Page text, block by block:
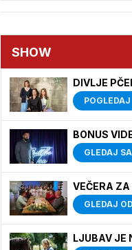
SHOW
DIVLJE
POGLEDAJ
BONUS
GLEDAJ
VEČERA ZA
GLEDAJ
LJUBAV JE